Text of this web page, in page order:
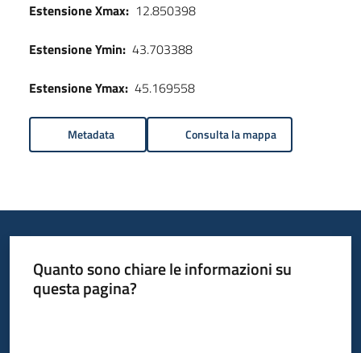
Estensione Xmax: 12.850398
Estensione Ymin: 43.703388
Estensione Ymax: 45.169558
Metadata Consulta la mappa
Quanto sono chiare le informazioni su
questa pagina?